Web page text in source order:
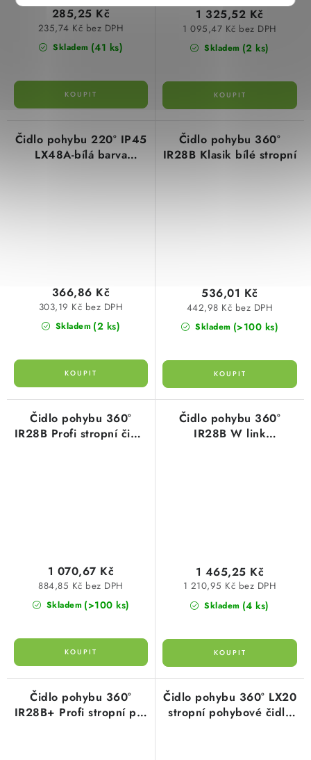
Skladem (41 ks)
235,74 Kč bez DPH
285,25 Kč
Skladem (2 ks)
1 095,47 Kč bez DPH
1 325,52 Kč
Čidlo pohybu 220° IP45
LX48A-bílá barva
Skladem (2 ks)
303,19 Kč bez DPH
366,86 Kč
Čidlo pohybu 360°
IR28B Klasik bílé stropní
Skladem (>100 ks)
442,98 Kč bez DPH
536,01 Kč
Čidlo pohybu 360°
IR28B Profi stropní čidlo
Skladem (>100 ks)
884,85 Kč bez DPH
1 070,67 Kč
Čidlo pohybu 360°
IR28B W link
Skladem (4 ks)
1 210,95 Kč bez DPH
1 465,25 Kč
Čidlo pohybu 360°
IR28B+ Profi stropní pro
Čidlo pohybu 360° LX20
stropní pohybové čidlo